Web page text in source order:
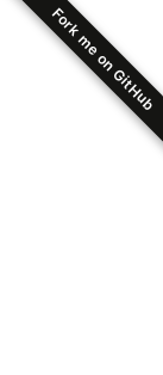
Fork me on GitHub